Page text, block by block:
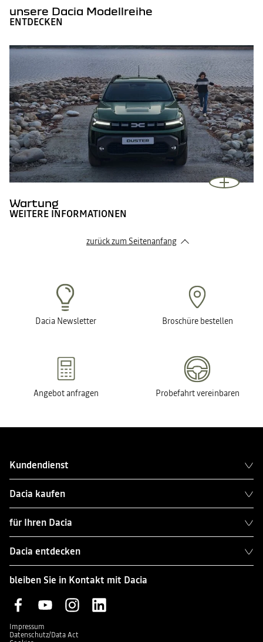
unsere Dacia Modellreihe
ENTDECKEN
Wartung
WEITERE INFORMATIONEN
zurück zum Seitenanfang
Dacia Newsletter Broschüre bestellen
Angebot anfragen Probefahrt vereinbaren
Kundendienst
Dacia kaufen
für Ihren Dacia
Dacia entdecken
bleiben Sie in Kontakt mit Dacia
Impressum
Datenschutz/Data Act